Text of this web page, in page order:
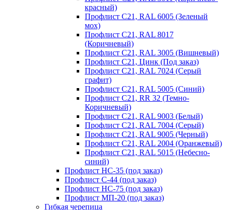
красный)
Профлист С21, RAL 6005 (Зеленый
мох)
Профлист С21, RAL 8017
(Коричневый)
Профлист С21, RAL 3005 (Вишневый)
Профлист С21, Цинк (Под заказ)
Профлист С21, RAL 7024 (Серый
графит)
Профлист С21, RAL 5005 (Синий)
Профлист С21, RR 32 (Темно-
Коричневый)
Профлист С21, RAL 9003 (Белый)
Профлист С21, RAL 7004 (Серый)
Профлист С21, RAL 9005 (Черный)
Профлист С21, RAL 2004 (Оранжевый)
Профлист С21, RAL 5015 (Небесно-
синий)
Профлист НС-35 (под заказ)
Профлист С-44 (под заказ)
Профлист НС-75 (под заказ)
Профлист МП-20 (под заказ)
Гибкая черепица